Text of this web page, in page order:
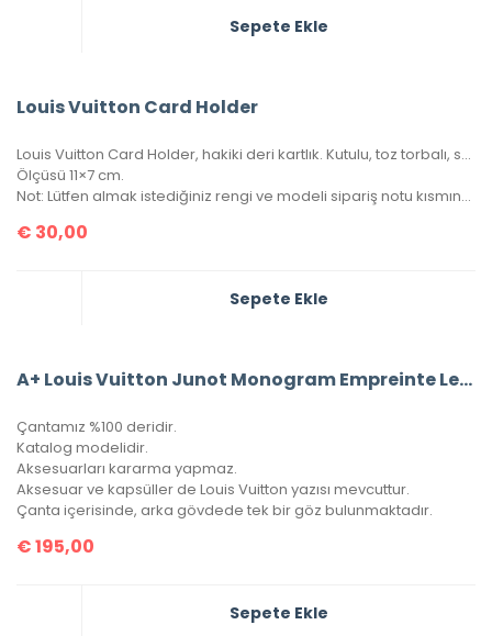
Sepete Ekle
Louis Vuitton Card Holder
Louis Vuitton Card Holder, hakiki deri kartlık. Kutulu, toz torbalı, sertifikalı.
Ölçüsü 11×7 cm.
Not: Lütfen almak istediğiniz rengi ve modeli sipariş notu kısmında belirtiniz.
€ 30,00
Sepete Ekle
A+ Louis Vuitton Junot Monogram Empreinte Leather (Mavi)
Çantamız %100 deridir.
Katalog modelidir.
Aksesuarları kararma yapmaz.
Aksesuar ve kapsüller de Louis Vuitton yazısı mevcuttur.
Çanta içerisinde, arka gövdede tek bir göz bulunmaktadır.
€195,00
Sepete Ekle